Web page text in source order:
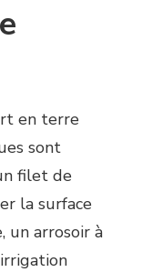
en terre
sont
filet de
la surface
un arrosoir à